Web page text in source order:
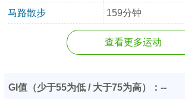
马路散步 159分钟
查看更多运动
GI值（少于55为低 / 大于75为高）：--